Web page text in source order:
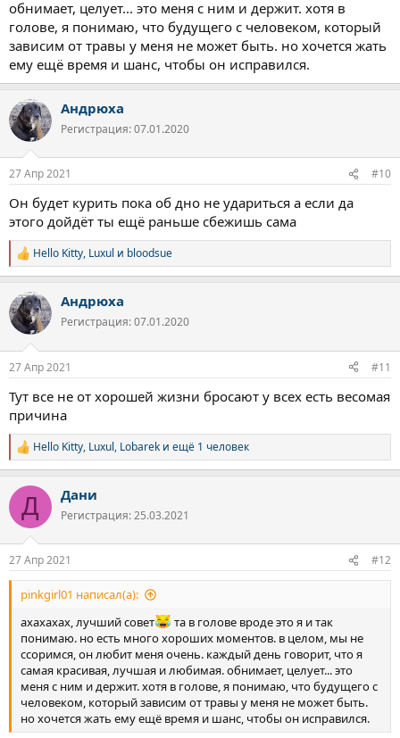
обнимает, целует... это меня с ним и держит. хотя в
голове, я понимаю, что будущего с человеком, который
зависим от травы у меня не может быть. но хочется жать
ему ещё время и шанс, чтобы он исправился.
Андрюха
Регистрация: 07.01.2020
27 Апр 2021 #10
Он будет курить пока об дно не удариться а если да
этого дойдёт ты ещё раньше сбежишь сама
Р
е
к
ц
и
Hello Kitty, Luxul и bloodsue
Андрюха
Регистрация: 07.01.2020
27 Апр 2021 #11
Тут все не от хорошей жизни бросают у всех есть весомая
причина
Р
е
к
ц
и
Hello Kitty, Luxul, Lobarek и ещё 1 человек
Д Дани
Регистрация: 25.03.2021
27 Апр 2021 #12
pinkgirl01 написал(а):
ахахахах, лучший совет
та в голове вроде это я и так
понимаю. но есть много хороших моментов. в целом, мы не
ссоримся, он любит меня очень. каждый день говорит, что я
самая красивая, лучшая и любимая. обнимает, целует... это
меня с ним и держит. хотя в голове, я понимаю, что будущего с
человеком, который зависим от травы у меня не может быть.
но хочется жать ему ещё время и шанс, чтобы он исправился.